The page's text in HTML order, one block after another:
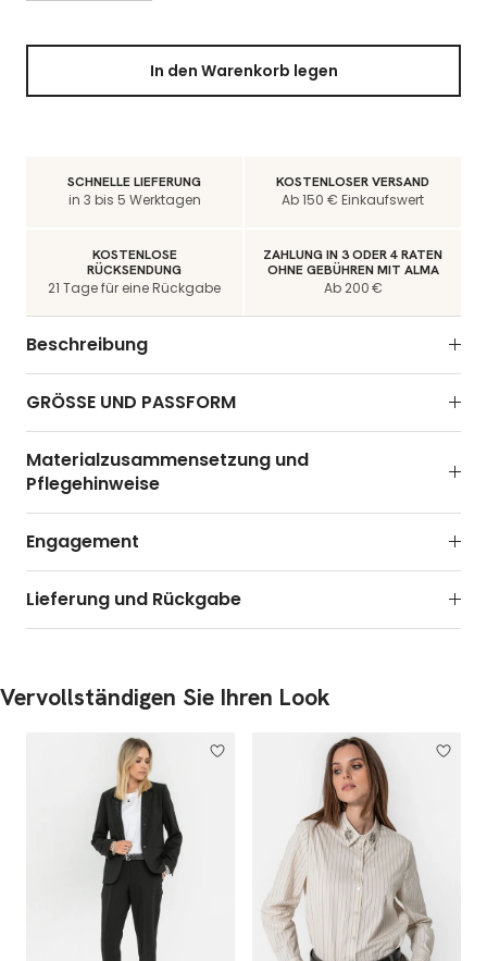
In den Warenkorb legen
SCHNELLE LIEFERUNG
in 3 bis 5 Werktagen
KOSTENLOSER VERSAND
Ab 150 € Einkaufswert
KOSTENLOSE
RÜCKSENDUNG
21 Tage für eine Rückgabe
ZAHLUNG IN 3 ODER 4 RATEN
OHNE GEBÜHREN MIT ALMA
Ab 200 €
Beschreibung
GRÖSSE UND PASSFORM
Materialzusammensetzung und
Pflegehinweise
Engagement
Lieferung und Rückgabe
Vervollständigen Sie Ihren Look